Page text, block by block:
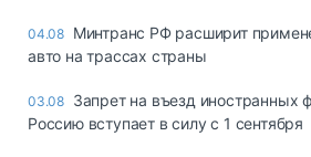
04.08 Минтранс РФ расширит
авто на трассах страны
03.08 Запрет на въезд иностранных
Россию вступает в силу с 1 сентября